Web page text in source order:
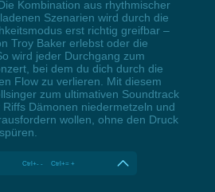
Kombination aus rhythmischer
Szenarien wird durch die
erst richtig greifbar –
Troy Baker erlebst oder die
wird jeder Durchgang zum
bei dem du dich durch die
Flow zu verlieren. Mit diesem
zum ultimativen Soundtrack
Dämonen niedermetzeln und
wollen, ohne den Druck
Ctrl+- - Ctrl+= +